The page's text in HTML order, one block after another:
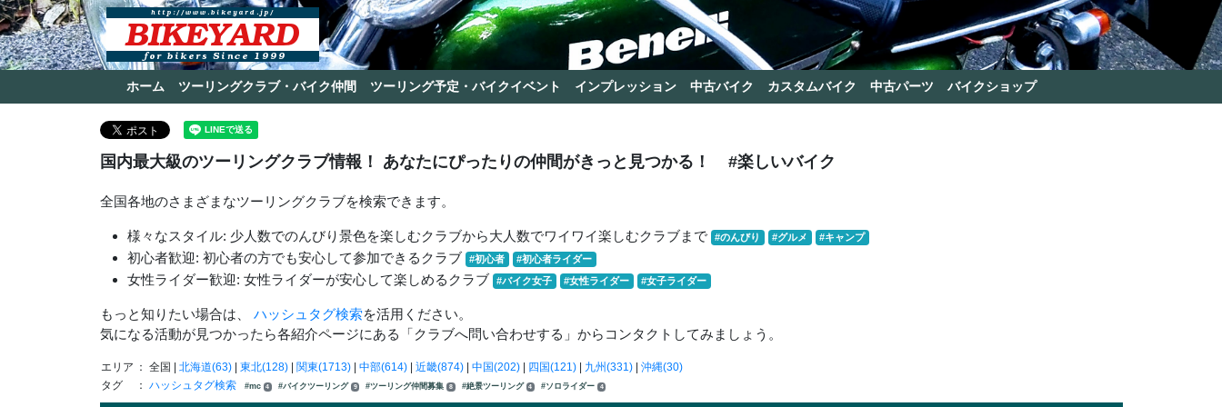
ホーム ツーリングクラブ・バイク仲間 ツーリング予定・バイクイベント インプレッション 中古バイク カスタムバイク 中古パーツ バイクショップ
国内最大級のツーリングクラブ情報！ あなたにぴったりの仲間がきっと見つかる！ #楽しいバイク
全国各地のさまざまなツーリングクラブを検索できます。
様々なスタイル: 少人数でのんびり景色を楽しむクラブから大人数でワイワイ楽しむクラブまで #のんびり #グルメ #キャンプ
初心者歓迎: 初心者の方でも安心して参加できるクラブ #初心者 #初心者ライダー
女性ライダー歓迎: 女性ライダーが安心して楽しめるクラブ #バイク女子 #女性ライダー #女子ライダー
もっと知りたい場合は、 ハッシュタグ検索を活用ください。
気になる活動が見つかったら各紹介ページにある「クラブへ問い合わせする」からコンタクトしてみましょう。
エリア ： 全国 | 北海道(63)| 東北(128)| 関東(1713)| 中部(614)| 近畿(874)| 中国(202)| 四国(121)| 九州(331)| 沖縄(30)
タグ
： ハッシュタグ検索 #mc 4 #バイクツーリング 9 #ツーリング仲間募集 8 #絶景ツーリング 4 #ソロライダー 4